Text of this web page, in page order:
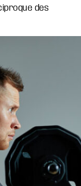
des